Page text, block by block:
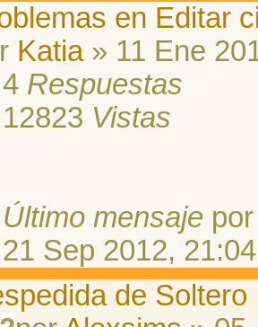
en Editar
Katia» 11 Ene
4 Respuestas
12823 Vistas
Último mensaje
21 Sep 2012, 21:04
de Soltero